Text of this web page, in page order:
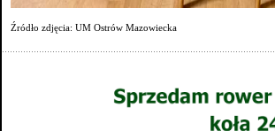
Źródło zdjęcia: UM Ostrów Mazowiecka